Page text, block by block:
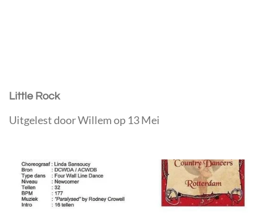
Little Rock
Uitgelest door Willem op 13 Mei